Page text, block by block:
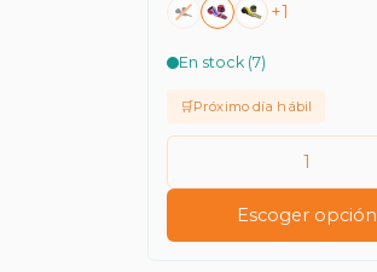
+1
En stock (7)
🛒Próximo día hábil
Escoger opción